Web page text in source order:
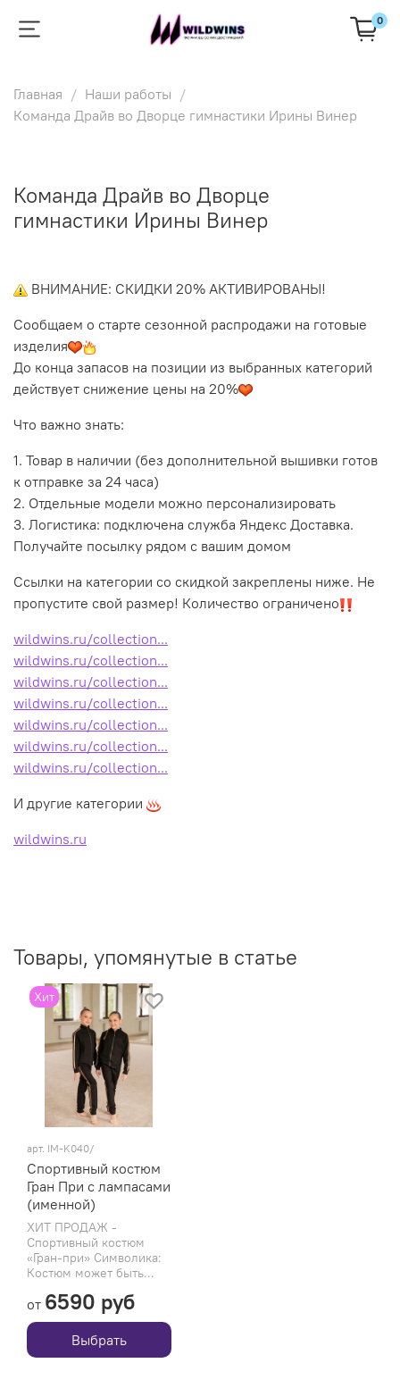
0
Главная
Наши работы
Команда Драйв во Дворце гимнастики Ирины Винер
Команда Драйв во Дворце
гимнастики Ирины Винер
ВНИМАНИЕ: СКИДКИ 20% АКТИВИРОВАНЫ!
Сообщаем о старте сезонной распродажи на готовые
изделия
До конца запасов на позиции из выбранных категорий
действует снижение цены на 20%
Что важно знать:
1. Товар в наличии (без дополнительной вышивки готов
к отправке за 24 часа)
2. Отдельные модели можно персонализировать
3. Логистика: подключена служба Яндекс Доставка.
Получайте посылку рядом с вашим домом
Ссылки на категории со скидкой закреплены ниже. Не
пропустите свой размер! Количество ограничено
wildwins.ru/collection...
wildwins.ru/collection...
wildwins.ru/collection...
wildwins.ru/collection...
wildwins.ru/collection...
wildwins.ru/collection...
wildwins.ru/collection...
И другие категории
wildwins.ru
Товары, упомянутые в статье
Хит
арт. IM-K040/
Спортивный костюм
Гран При с лампасами
(именной)
ХИТ ПРОДАЖ -
Спортивный костюм
«Гран-при» Символика:
Костюм может быть...
от 6590 руб
Выбрать